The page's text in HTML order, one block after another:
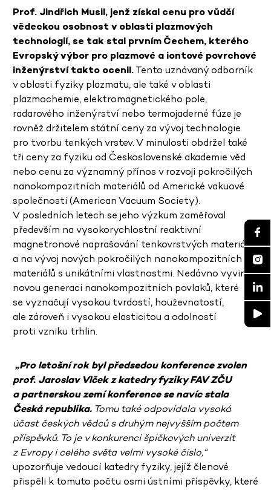
Prof. Jindřich Musil, jenž získal cenu pro vůdčí
vědeckou osobnost v oblasti plazmových
technologií, se tak stal prvním Čechem, kterého
Evropský výbor pro plazmové a iontové povrchové
inženýrství takto ocenil.Tento uznávaný odborník
v oblasti fyziky plazmatu, ale také v oblasti
plazmochemie, elektromagnetického pole,
radarového inženýrství nebo termojaderné fúze je
rovněž držitelem státní ceny za vývoj technologie
pro tvorbu tenkých vrstev. V minulosti obdržel také
tři ceny za fyziku od Československé akademie věd
nebo cenu za významný přínos v rozvoji pokročilých
nanokompozitních materiálů od Americké vakuové
společnosti (American Vacuum Society).
V posledních letech se jeho výzkum zaměřoval
především na vysokorychlostní reaktivní
magnetronové naprašování tenkovrstvých materiálů
a na vývoj nových pokročilých nanokompozitních
materiálů s unikátními vlastnostmi. Nedávno vyvinul
novou generaci nanokompozitních povlaků, které
se vyznačují vysokou tvrdostí, houževnatostí,
ale zároveň i vysokou elasticitou a odolností
proti vzniku trhlin.
„Pro letošní rok byl předsedou konference zvolen
prof. Jaroslav Vlček z katedry fyziky FAV ZČU
a partnerskou zemí konference se navíc stala
Česká republika. Tomu také odpovídala vysoká
účast českých vědců s druhým nejvyšším počtem
příspěvků. To je v konkurenci špičkových univerzit
z Evropy i celého světa velmi vysoké číslo,“
upozorňuje vedoucí katedry fyziky, jejíž členové
přispěli k tomuto počtu osmi ústními příspěvky, které